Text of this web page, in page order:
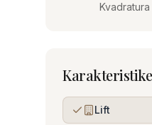
Kvadratura
Lift